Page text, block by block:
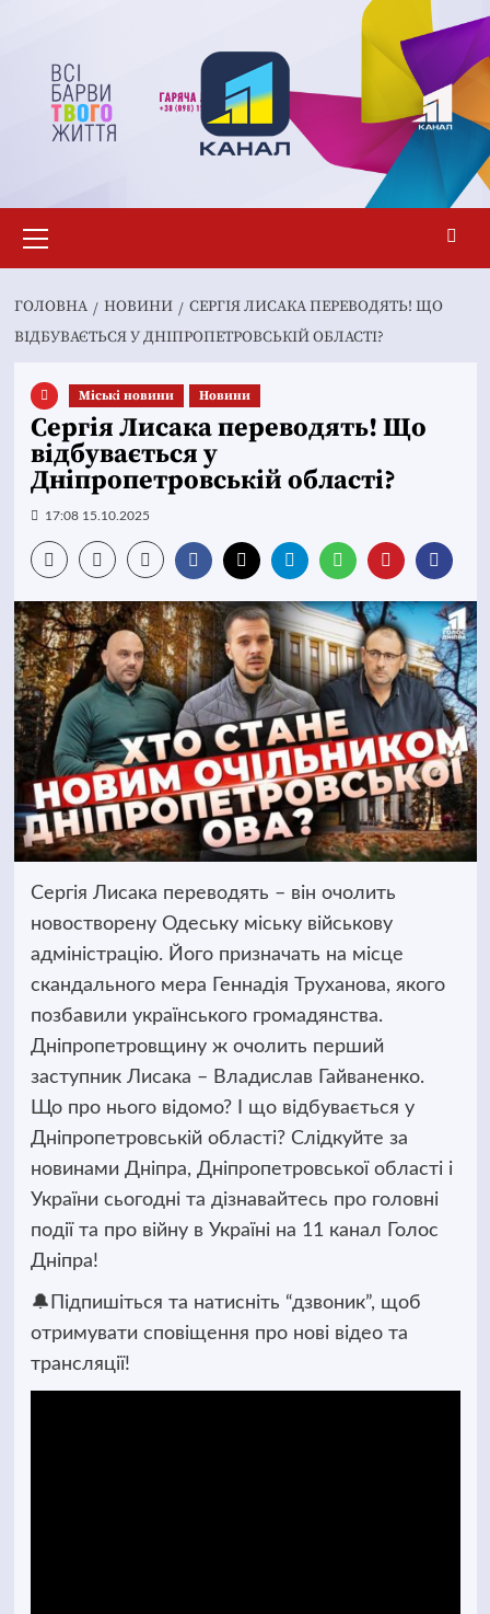
вмісту
меню
ГОЛОВНА НОВИНИ
СЕРГІЯ ЛИСАКА ПЕРЕВОДЯТЬ! ЩО
ВІДБУВАЄТЬСЯ У ДНІПРОПЕТРОВСЬКІЙ ОБЛАСТІ?
Mіські новини Новини
Сергія Лисака переводять! Що
відбувається у
Дніпропетровській області?
17:08 15.10.2025
Сергія Лисака переводять – він очолить
новостворену Одеську міську військову
адміністрацію. Його призначать на місце
скандального мера Геннадія Труханова, якого
позбавили українського громадянства.
Дніпропетровщину ж очолить перший
заступник Лисака – Владислав Гайваненко.
Що про нього відомо? І що відбувається у
Дніпропетровській області? Слідкуйте за
новинами Дніпра, Дніпропетровської області і
України сьогодні та дізнавайтесь про головні
події та про війну в Україні на 11 канал Голос
Дніпра!
🔔Підпишіться та натисніть “дзвоник”, щоб
отримувати сповіщення про нові відео та
трансляції!